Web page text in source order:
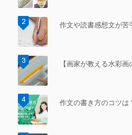
作文や読書感想文が
【画家が教える水彩
作文の書き方のコツは